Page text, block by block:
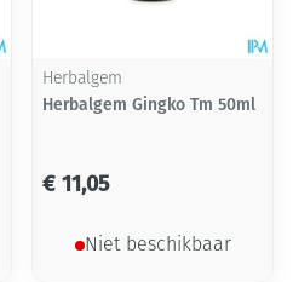
Herbalgem
Herbalgem Gingko Tm 50ml
€ 11,05
Niet beschikbaar